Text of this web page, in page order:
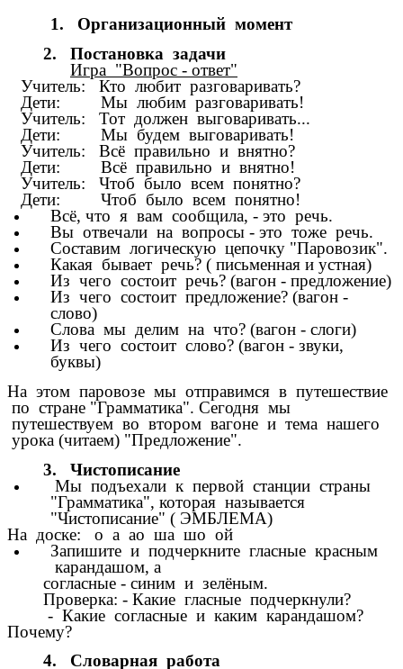
1. Организационный момент
2. Постановка задачи
Игра "Вопрос - ответ"
Учитель: Кто любит разговаривать?
Дети: Мы любим разговаривать!
Учитель: Тот должен выговаривать...
Дети: Мы будем выговаривать!
Учитель: Всё правильно и внятно?
Дети: Всё правильно и внятно!
Учитель: Чтоб было всем понятно?
Дети: Чтоб было всем понятно!
Всё, что я вам сообщила, - это речь.
Вы отвечали на вопросы - это тоже речь.
Составим логическую цепочку "Паровозик".
Какая бывает речь? ( письменная и устная)
Из чего состоит речь? (вагон - предложение)
Из чего состоит предложение? (вагон -
слово)
Слова мы делим на что? (вагон - слоги)
Из чего состоит слово? (вагон - звуки,
буквы)
На этом паровозе мы отправимся в путешествие
по стране "Грамматика". Сегодня мы
путешествуем во втором вагоне и тема нашего
урока (читаем) "Предложение".
3. Чистописание
Мы подъехали к первой станции страны
"Грамматика", которая называется
"Чистописание" ( ЭМБЛЕМА)
На доске: о а ао ша шо ой
Запишите и подчеркните гласные красным
карандашом, а
согласные - синим и зелёным.
Проверка: - Какие гласные подчеркнули?
- Какие согласные и каким карандашом?
Почему?
4. Словарная работа